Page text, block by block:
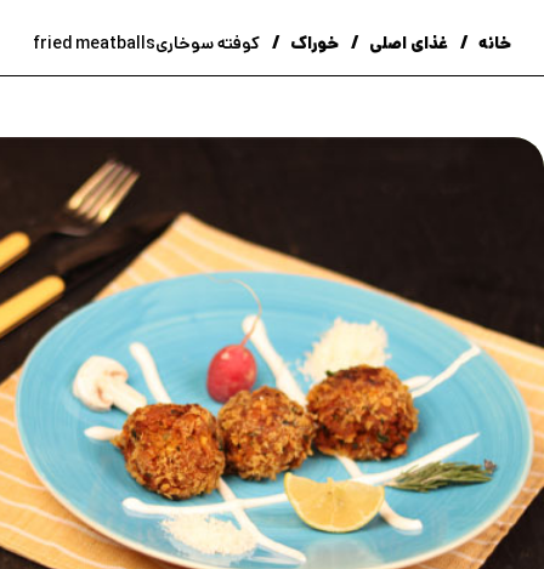
خانه غذای اصلی خوراک کوفته سوخاریfried meatballs